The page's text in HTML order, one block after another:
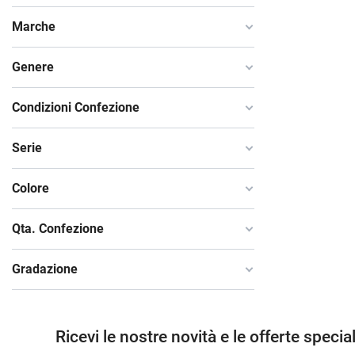
Marche
Genere
Condizioni Confezione
Serie
Colore
Qta. Confezione
Gradazione
Ricevi le nostre novità e le offerte